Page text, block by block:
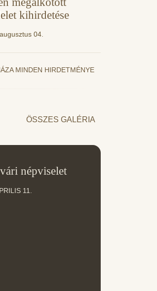
kihirdetése
04.
MINDEN HIRDETMÉNYE
ÖSSZES GALÉRIA
népviselet
11.